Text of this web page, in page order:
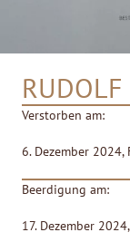
Verstorben am:
6. Dezember 2024,
Beerdigung am:
17. Dezember